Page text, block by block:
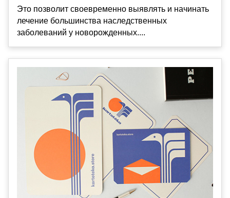
Это позволит своевременно выявлять и начинать
лечение большинства наследственных
заболеваний у новорожденных....